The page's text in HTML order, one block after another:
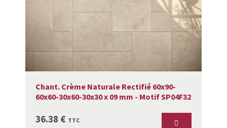
Chant. Crème Naturale Rectifié 60x90-
60x60-30x60-30x30 x 09 mm - Motif SP04F32
36.38 € TTC